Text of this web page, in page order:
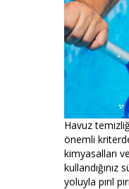
Havuz
önemli
kimyasalları
yoluyla pırıl